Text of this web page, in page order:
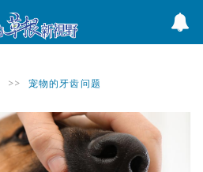
>> 宠物的牙齿问题